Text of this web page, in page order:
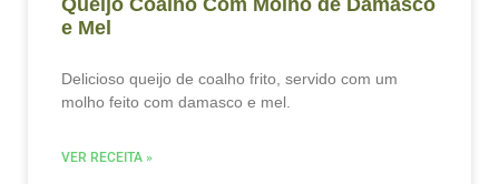
Queijo Coalho Com Molho de Damasco
e Mel
Delicioso queijo de coalho frito, servido com um
molho feito com damasco e mel.
VER RECEITA »